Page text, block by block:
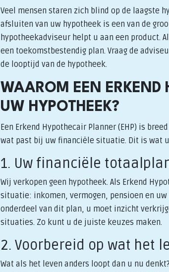
Veel mensen staren zich blind op de laagste
afsluiten van uw hypotheek is een van de
hypotheekadviseur helpt u aan een product.
een toekomstbestendig plan. Vraag de
de looptijd van de hypotheek.
WAAROM EEN ERKEND
UW HYPOTHEEK?
Een Erkend Hypothecair Planner (EHP) is
wat past bij uw financiële situatie. Dit is wat
1. Uw financiële
Wij verkopen geen hypotheek. Als Erkend
situatie: inkomen, vermogen, pensioen en
onderdeel van dit plan, u moet inzicht
situaties. Zo kunt u de juiste keuzes maken.
2. Voorbereid op wat het
Wat als het leven anders loopt dan u nu